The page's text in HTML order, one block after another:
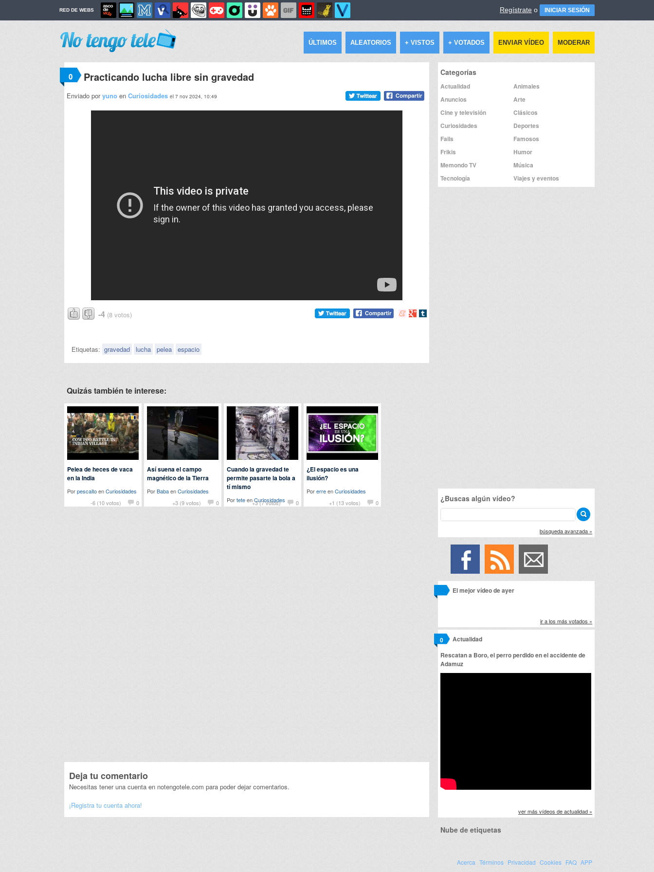
RED DE WEBS Regístrate o INICIAR SESIÓN
ÚLTIMOS ALEATORIOS + VISTOS + VOTADOS ENVIAR VÍDEO MODERAR
0 Practicando lucha libre sin gravedad
Enviado poryuno en Curiosidades el 7 nov 2024, 10:49
-4 (8 votos)
Compartir
Compartir
Compartir
Etiquetas: gravedad lucha pelea espacio
Quizás también te interese:
-6 (10 votos) 0
Pelea de heces de vaca
en la India
PorpescaitoenCuriosidades
+3 (9 votos)
0
Así suena el campo
magnético de la Tierra
PorBabaenCuriosidades
+3 (7 votos)
0
Cuando la gravedad te
permite pasarte la bola a
tí mismo
PorteteenCuriosidades +1 (13 votos) 0
¿El espacio es una
ilusión?
PorerreenCuriosidades
Deja tu comentario
Necesitas tener una cuenta en notengotele.com para poder dejar comentarios.
¡Registra tu cuenta ahora!
Categorías
Actualidad
Animales
Anuncios
Arte
Cine y televisión
Clásicos
Curiosidades
Deportes
Fails
Famosos
Frikis
Humor
Memondo TV
Música
Tecnología
Viajes y eventos
¿Buscas algún vídeo?
búsqueda avanzada »
El mejor vídeo de ayer
ir a los más votados »
Actualidad
0
Rescatan a Boro, el perro perdido en el accidente de
Adamuz
ver más vídeos de actualidad »
Nube de etiquetas
Acerca Términos Privacidad Cookies FAQ APP